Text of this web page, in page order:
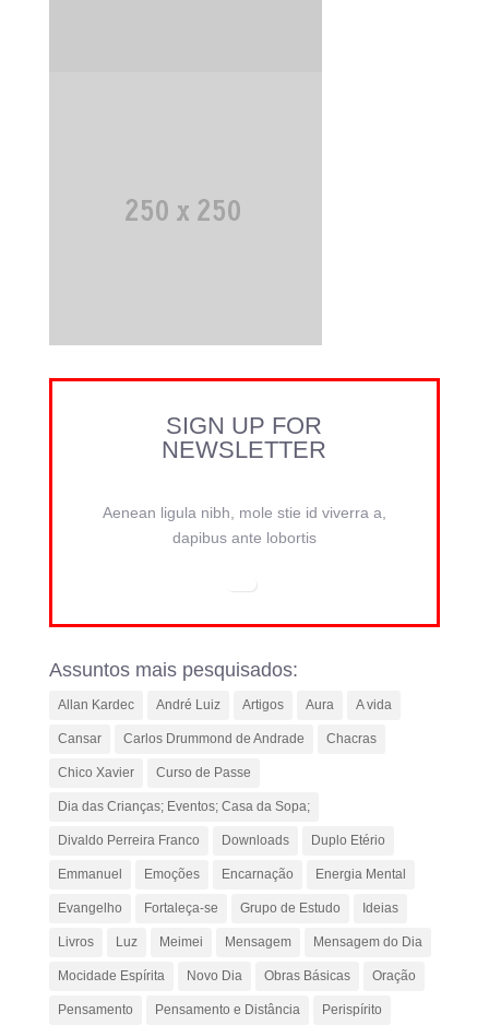
SIGN UP FOR
NEWSLETTER
Aenean ligula nibh, mole stie id viverra a,
dapibus ante lobortis
Assuntos mais pesquisados:
Allan Kardec André Luiz Artigos Aura A vida
Cansar Carlos Drummond de Andrade Chacras
Chico Xavier Curso de Passe
Dia das Crianças; Eventos; Casa da Sopa;
Divaldo Perreira Franco Downloads Duplo Etério
Emmanuel Emoções Encarnação Energia Mental
Evangelho Fortaleça-se Grupo de Estudo Ideias
Livros Luz Meimei Mensagem Mensagem do Dia
Mocidade Espírita Novo Dia Obras Básicas Oração
Pensamento Pensamento e Distância Perispírito